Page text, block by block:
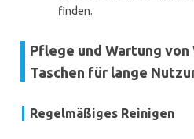
finden.
Pflege und Wartung von
Taschen für lange
Regelmäßiges Reinigen